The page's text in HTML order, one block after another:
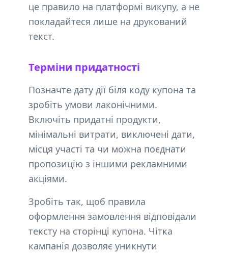
це правило на платформі викупу, а не
покладайтеся лише на друкований
текст.
Терміни придатності
Позначте дату дії біля коду купона та
зробіть умови лаконічними.
Включіть придатні продукти,
мінімальні витрати, виключені дати,
місця участі та чи можна поєднати
пропозицію з іншими рекламними
акціями.
Зробіть так, щоб правила
оформлення замовлення відповідали
тексту на сторінці купона. Чітка
кампанія дозволяє уникнути